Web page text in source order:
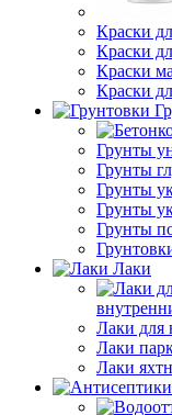
Краски
Краски
Краски
Краски
Грунты
Грунты
Грунты
Грунты
Грунты
Лаки
Лаки для
Лаки
Лаки